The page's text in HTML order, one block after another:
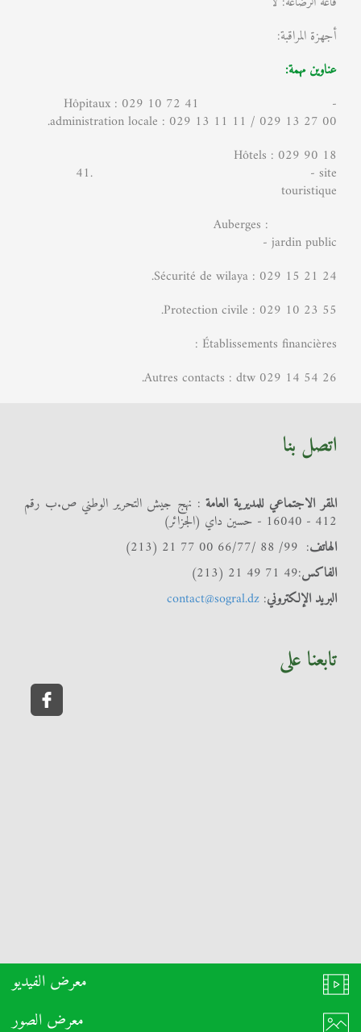
أجهزة المراقبة:
عناوين مهمة:
Hôpitaux : 029 10 72 41 -
administration locale : 029 13 11 11 / 029 13 27 00.
Hôtels : 029 90 18
41. - site
touristique
Auberges :
- jardin public
Sécurité de wilaya : 029 15 21 24.
Protection civile : 029 10 23 55.
Établissements financières :
Autres contacts : dtw 029 14 54 26.
اتصل بنا
المقر الاجتماعي للمديرية العامة : نهج جيش التحرير الوطني ص.ب رقم
412 - 16040 - حسين داي (الجزائر)
الهاتف: 99/ 88 /66/77 00 77 21 (213)
الفاكس:49 71 49 21 (213)
البريد الإلكتروني:
contact@sogral.dz
تابعنا على
معرض الفيديو
معرض الصور